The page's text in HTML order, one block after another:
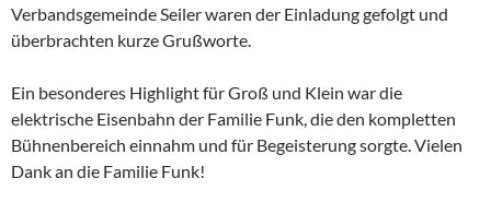
Verbandsgemeinde Seiler waren der Einladung gefolgt und
überbrachten kurze Grußworte.
Ein besonderes Highlight für Groß und Klein war die
elektrische Eisenbahn der Familie Funk, die den kompletten
Bühnenbereich einnahm und für Begeisterung sorgte. Vielen
Dank an die Familie Funk!